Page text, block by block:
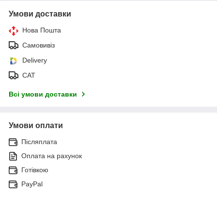
Умови доставки
Нова Пошта
Самовивіз
Delivery
САТ
Всі умови доставки
Умови оплати
Післяплата
Оплата на рахунок
Готівкою
PayPal